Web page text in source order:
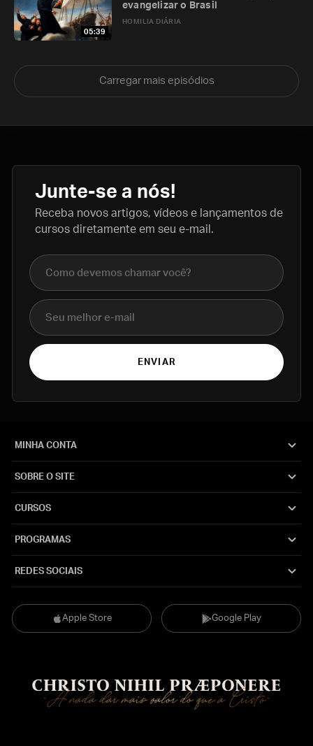
05:39
HOMILIA DIÁRIA
evangelizar o Brasil
Carregar mais episódios
Junte-se a nós!
Receba novos artigos, vídeos e lançamentos de
cursos diretamente em seu e-mail.
Nome completo
E-mail
ENVIAR
Apple Store Google Play
MINHA CONTA
SOBRE O SITE
CURSOS
PROGRAMAS
REDES SOCIAIS